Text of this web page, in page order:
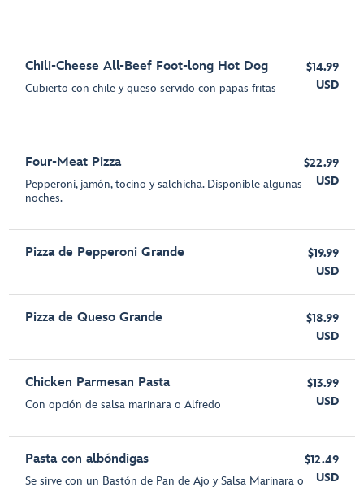
Chili-Cheese All-Beef Foot-long Hot Dog
Cubierto con chile y queso servido con papas fritas
$14.99
USD
Four-Meat Pizza
Pepperoni, jamón, tocino y salchicha. Disponible algunas
noches.
$22.99
USD
Pizza de Pepperoni Grande
$19.99
USD
Pizza de Queso Grande
$18.99
USD
Chicken Parmesan Pasta
Con opción de salsa marinara o Alfredo
$13.99
USD
Pasta con albóndigas
Se sirve con un Bastón de Pan de Ajo y Salsa Marinara o
$12.49
USD